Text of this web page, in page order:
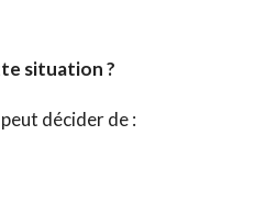
situation ?
décider de :